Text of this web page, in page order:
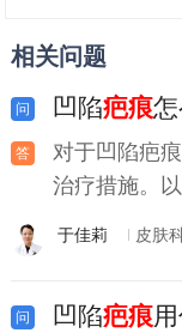
相关问题
凹陷疤痕
对于凹陷疤
治疗措施。
于佳莉 皮肤
凹陷疤痕